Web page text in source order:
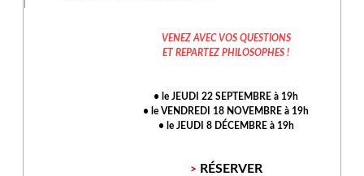
VENEZ AVEC VOS QUESTIONS
ET REPARTEZ PHILOSOPHES !
• le JEUDI 22 SEPTEMBRE à 19h
• le VENDREDI 18 NOVEMBRE à 19h
• le JEUDI 8 DÉCEMBRE à 19h
> RÉSERVER